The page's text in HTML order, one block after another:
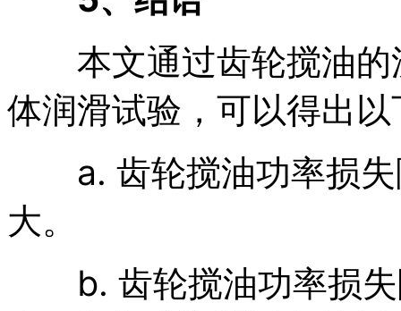
本文通过齿轮搅油的
体润滑试验，可以得出
a. 齿轮搅油功率损失
大。
b. 齿轮搅油功率损失